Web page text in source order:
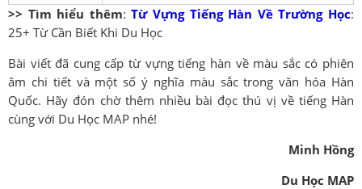
>> Tìm hiểu thêm:Từ Vựng Tiếng Hàn Về Trường Học:
25+ Từ Cần Biết Khi Du Học
Bài viết đã cung cấp từ vựng tiếng hàn về màu sắc có phiên
âm chi tiết và một số ý nghĩa màu sắc trong văn hóa Hàn
Quốc. Hãy đón chờ thêm nhiều bài đọc thú vị về tiếng Hàn
cùng với Du Học MAP nhé!
Minh Hồng
Du Học MAP